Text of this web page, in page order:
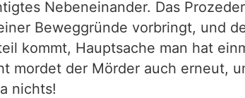
Nebeneinander. Das
Beweggründe vorbringt, und
kommt, Hauptsache man hat
mordet der Mörder auch erneut,
nichts!